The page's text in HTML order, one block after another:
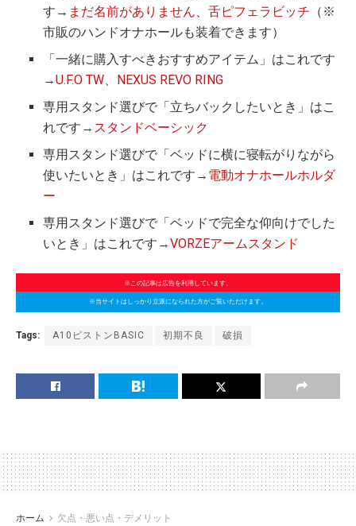
す→ まだ名前がありません、舌ピフェラビッチ （※
市販のハンドオナホールも装着できます）
「一緒に購入すべきおすすめアイテム」はこれです
→U.F.O TW、
NEXUS REVO RING
専用スタンド選びで「立ちバックしたいとき」はこ
れです→ スタンドベーシック
専用スタンド選びで「ベッドに横に寝転がりながら
使いたいとき」はこれです→ 電動オナホールホルダ
ー
専用スタンド選びで「ベッドで完全な仰向けでした
いとき」はこれです→VORZEアームスタンド
※この記事は広告を利用しています。
※当サイトはしっかり立派になられた方がご覧いただけます。
Tags: A10ピストンBASIC 初期不良 破損
ホーム 欠点・悪い点・デメリット